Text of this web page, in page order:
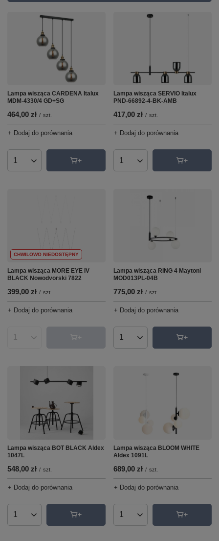
Lampa wisząca CARDENA Italux
MDM-4330/4 GD+SG
464,00 zł / szt.
+ Dodaj do porównania
Ilość produktów
Lampa wisząca SERVIO Italux
PND-66892-4-BK-AMB
417,00 zł / szt.
+ Dodaj do porównania
Ilość produktów
CHWILOWO NIEDOSTĘPNY
Lampa wisząca MORE EYE IV
BLACK Nowodvorski 7822
399,00 zł / szt.
+ Dodaj do porównania
Ilość produktów
Lampa wisząca RING 4 Maytoni
MOD013PL-04B
775,00 zł / szt.
+ Dodaj do porównania
Ilość produktów
Lampa wisząca BOT BLACK Aldex
1047L
548,00 zł / szt.
+ Dodaj do porównania
Ilość produktów
Lampa wisząca BLOOM WHITE
Aldex 1091L
689,00 zł / szt.
+ Dodaj do porównania
Ilość produktów